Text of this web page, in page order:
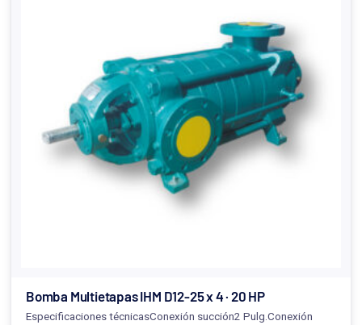
Bomba Multietapas IHM D12-25 x 4 · 20 HP
Especificaciones técnicasConexión succión2 Pulg.Conexión